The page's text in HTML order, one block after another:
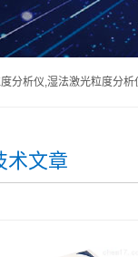
分析仪,湿法激光粒度分析
术文章